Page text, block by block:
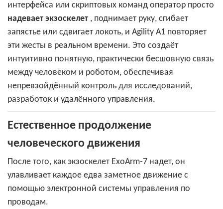
интерфейса или скриптовых команд оператор просто
надевает экзоскелет , поднимает руку, сгибает
запястье или сдвигает локоть, и Agility A1 повторяет
эти жесты в реальном времени. Это создаёт
интуитивно понятную, практически бесшовную связь
между человеком и роботом, обеспечивая
непревзойдённый контроль для исследований,
разработок и удалённого управления.
Естественное продолжение
человеческого движения
После того, как экзоскелет ExoArm-7 надет, он
улавливает каждое едва заметное движение с
помощью электронной системы управления по
проводам.